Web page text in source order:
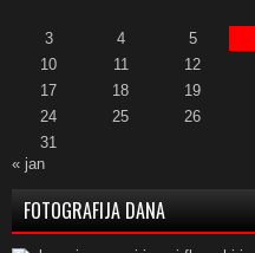
3
4 5
10
11 12
17
18 19
24
25 26
31
« jan
FOTOGRAFIJA DANA